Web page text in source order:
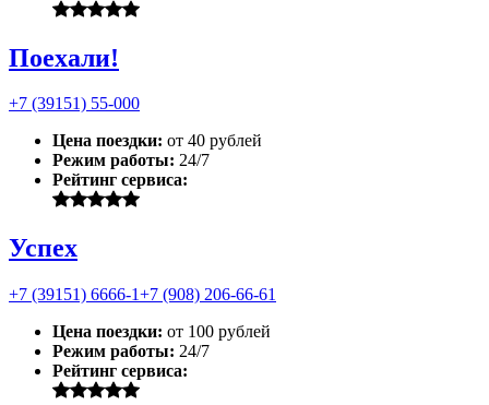
Поехали!
+7 (39151) 55-000
Цена поездки: от 40 рублей
Режим работы: 24/7
Рейтинг сервиса:
Успех
+7 (39151) 6666-1+7 (908) 206-66-61
Цена поездки: от 100 рублей
Режим работы: 24/7
Рейтинг сервиса: